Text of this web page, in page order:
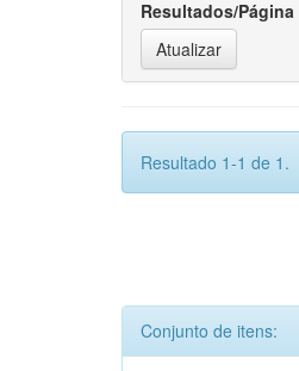
Resultados/Página
Resultado 1-1 de 1.
Conjunto de itens: